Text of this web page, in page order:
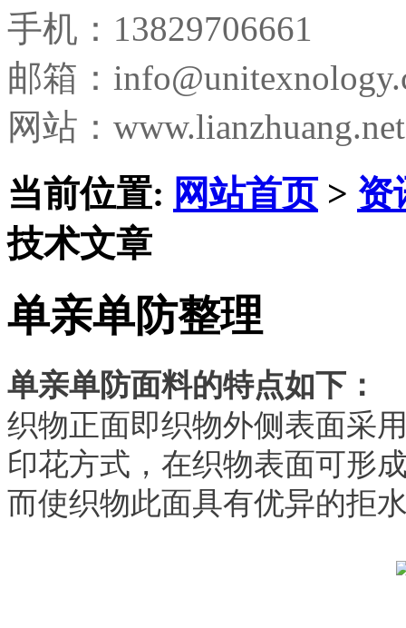
手机：13829706661
邮箱：
网站：www.lianzhuang.net
当前位置: 网站首页> 资
技术文章
单亲单防整理
单亲单防面料的特点如下：
织物正面即织物外侧表面采
印花方式，在织物表面可形
而使织物此面具有优异的拒